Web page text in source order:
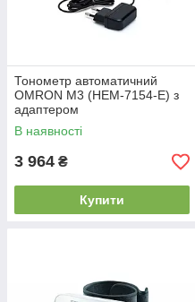
Тонометр автоматичний
OMRON M3 (HEM-7154-E) з
адаптером
В наявності
3 964 ₴
Купити